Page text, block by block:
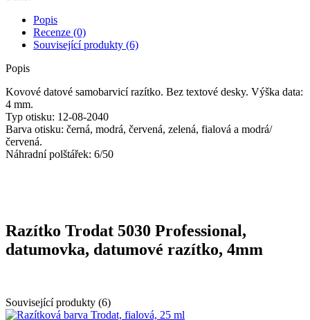
Popis
Recenze (0)
Související produkty (6)
Popis
Kovové datové samobarvicí razítko. Bez textové desky. Výška data:
4 mm.
Typ otisku: 12-08-2040
Barva otisku: černá, modrá, červená, zelená, fialová a modrá/
červená.
Náhradní polštářek: 6/50
Razítko Trodat 5030 Professional,
datumovka, datumové razítko, 4mm
Související produkty (6)